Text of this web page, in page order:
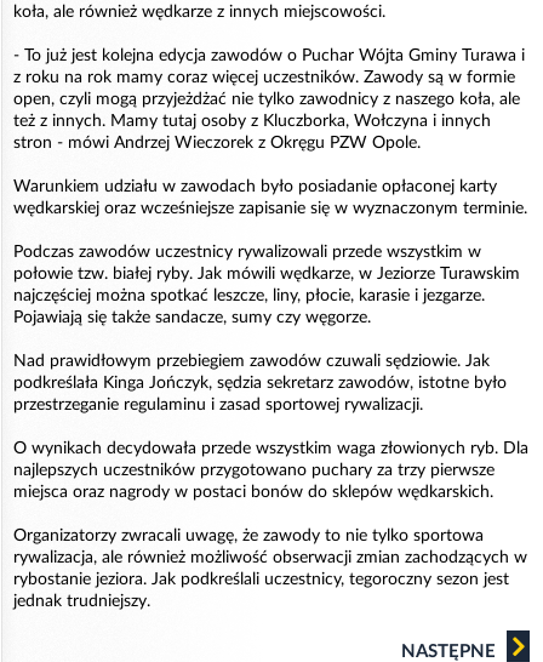
koła, ale również wędkarze z innych miejscowości.
- To już jest kolejna edycja zawodów o Puchar Wójta Gminy Turawa i
z roku na rok mamy coraz więcej uczestników. Zawody są w formie
open, czyli mogą przyjeżdżać nie tylko zawodnicy z naszego koła, ale
też z innych. Mamy tutaj osoby z Kluczborka, Wołczyna i innych
stron - mówi Andrzej Wieczorek z Okręgu PZW Opole.
Warunkiem udziału w zawodach było posiadanie opłaconej karty
wędkarskiej oraz wcześniejsze zapisanie się w wyznaczonym terminie.
Podczas zawodów uczestnicy rywalizowali przede wszystkim w
połowie tzw. białej ryby. Jak mówili wędkarze, w Jeziorze Turawskim
najczęściej można spotkać leszcze, liny, płocie, karasie i jezgarze.
Pojawiają się także sandacze, sumy czy węgorze.
Nad prawidłowym przebiegiem zawodów czuwali sędziowie. Jak
podkreślała Kinga Jończyk, sędzia sekretarz zawodów, istotne było
przestrzeganie regulaminu i zasad sportowej rywalizacji.
O wynikach decydowała przede wszystkim waga złowionych ryb. Dla
najlepszych uczestników przygotowano puchary za trzy pierwsze
miejsca oraz nagrody w postaci bonów do sklepów wędkarskich.
Organizatorzy zwracali uwagę, że zawody to nie tylko sportowa
rywalizacja, ale również możliwość obserwacji zmian zachodzących w
rybostanie jeziora. Jak podkreślali uczestnicy, tegoroczny sezon jest
jednak trudniejszy.
NASTĘPNE